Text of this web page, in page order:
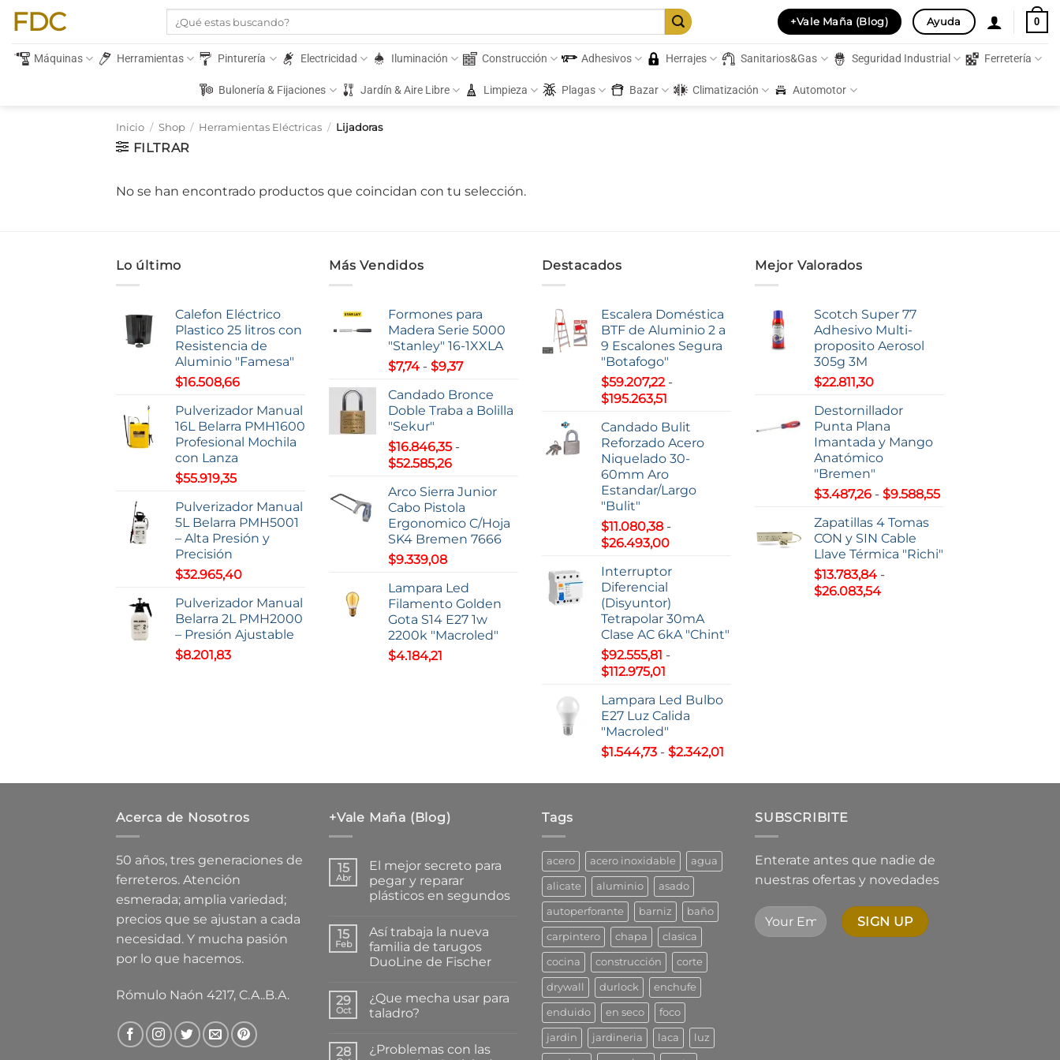
Saltar
contenido
FDC
por:
+Vale Maña (Blog) Ayuda 0
Máquinas Herramientas Pinturería Electricidad Iluminación Construcción Adhesivos Herrajes Sanitarios&Gas Seguridad Industrial Ferretería
Bulonería & Fijaciones Jardín & Aire Libre Limpieza Plagas Bazar Climatización Automotor
Inicio / Shop / Herramientas Eléctricas / Lijadoras
FILTRAR
No se han encontrado productos que coincidan con tu selección.
Lo último
Calefon Eléctrico
Plastico 25 litros con
Resistencia de
Aluminio "Famesa"
$16.508,66
Pulverizador Manual
16L Belarra PMH1600
Profesional Mochila
con Lanza
$55.919,35
Pulverizador Manual
5L Belarra PMH5001
– Alta Presión y
Precisión
$32.965,40
Pulverizador Manual
Belarra 2L PMH2000
– Presión Ajustable
$8.201,83
Más Vendidos
Formones para
Madera Serie 5000
"Stanley" 16-1XXLA
$7,74 - $9,37Rango
precios:
desde
Candado Bronce
Doble Traba a Bolilla
"Sekur"
$16.846,35 -
$52.585,26Rango
precios:
desde
$16.846,35
hasta
Arco Sierra Junior
Cabo Pistola
Ergonomico C/Hoja
SK4 Bremen 7666
$9.339,08
Lampara Led
Filamento Golden
Gota S14 E27 1w
2200k "Macroled"
$4.184,21
Destacados
Escalera Doméstica
BTF de Aluminio 2 a
9 Escalones Segura
"Botafogo"
$59.207,22 -
$195.263,51
precios:
desde
$59.207,22
hasta
$195.263,51
Candado Bulit
Reforzado Acero
Niquelado 30-
60mm Aro
Estandar/Largo
"Bulit"
$11.080,38 -
$26.493,00Rango
precios:
$11.080,38
hasta
$26.493,00
Interruptor
Diferencial
(Disyuntor)
Tetrapolar 30mA
Clase AC 6kA "Chint"
$92.555,81 -
$112.975,01
precios:
desde
hasta
Lampara Led Bulbo
E27 Luz Calida
"Macroled"
$1.544,73 - $2.342,01
precios:
$1.544,73
hasta
Mejor Valorados
Scotch Super 77
Adhesivo Multi-
proposito Aerosol
305g 3M
$22.811,30
Destornillador
Punta Plana
Imantada y Mango
Anatómico
"Bremen"
$3.487,26 - $9.588,55Rango
Zapatillas 4 Tomas
CON y SIN Cable
Llave Térmica "Richi"
$13.783,84 -
$26.083,54Rango
Acerca de Nosotros
50 años, tres generaciones de
ferreteros. Atención
esmerada; amplia variedad;
precios que se ajustan a cada
necesidad. Y mucha pasión
por lo que hacemos.
Rómulo Naón 4217, C.A..B.A.
+Vale Maña (Blog)
15
Abr
El mejor secreto para
pegar y reparar
plásticos en segundos
comentarios
en
El
mejor
pegar
y
reparar
segundos
15
Feb
Así trabaja la nueva
familia de tarugos
DuoLine de Fischer
comentarios
en
Así
nueva
29
Oct
¿Que mecha usar para
taladro?
comentarios
28
¿Problemas con las
Tags
acero acero inoxidable agua
alicate aluminio asado
autoperforante barniz baño
carpintero chapa clasica
cocina construcción corte
drywall durlock enchufe
enduido en seco foco
jardin jardineria laca luz
SUBSCRIBITE
Enterate antes que nadie de
nuestras ofertas y novedades